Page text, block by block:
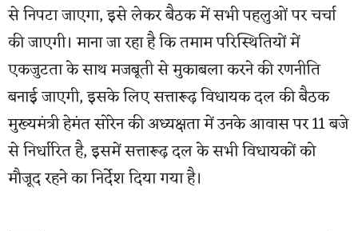
से निपटा जाएगा, इसे लेकर बैठक में सभी पहलुओं पर चर्चा
की जाएगी। माना जा रहा है कि तमाम परिस्थितियों में
एकजुटता के साथ मजबूती से मुकाबला करने की रणनीति
बनाई जाएगी, इसके लिए सत्तारूढ़ विधायक दल की बैठक
मुख्यमंत्री हेमंत सोरेन की अध्यक्षता में उनके आवास पर 11 बजे
से निर्धारित है, इसमें सत्तारूढ़ दल के सभी विधायकों को
मौजूद रहने का निर्देश दिया गया है।